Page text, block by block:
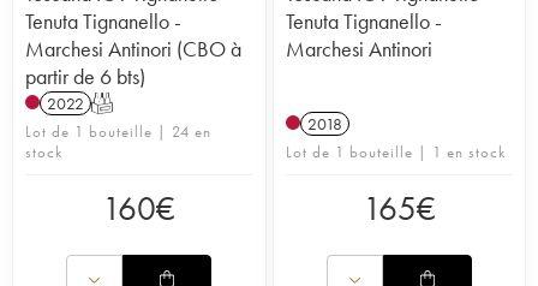
Tenuta Tignanello -
Marchesi Antinori (CBO à
partir de 6 bts)
2022 T
Lot de 1 bouteille | 24 en
stock
160€
Tenuta Tignanello -
Marchesi Antinori
2018
Lot de 1 bouteille | 1 en stock
165€